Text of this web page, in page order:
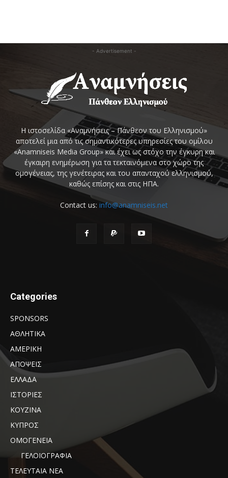
- Advertisement -
Η ιστοσελίδα «Αναμνήσεις – Πάνθεον του Ελληνισμού»
αποτελεί μια από τις σημαντικότερες υπηρεσίες του ομίλου
«Anamniseis Media Group» και έχει ως στόχο την έγκυρη και
έγκαιρη ενημέρωση για τα τεκταινόμενα στο χώρο της
ομογένειας, της γενέτειρας και του απανταχού ελληνισμού,
καθώς επίσης και στις ΗΠΑ.
Contact us: info@anamniseis.net
Categories
SPONSORS
ΑΘΛΗΤΙΚΑ
ΑΜΕΡΙΚΗ
ΑΠΟΨΕΙΣ
ΕΛΛΑΔΑ
ΙΣΤΟΡΙΕΣ
ΚΟΥΖΙΝΑ
ΚΥΠΡΟΣ
ΟΜΟΓΕΝΕΙΑ
ΓΕΛΟΙΟΓΡΑΦΙΑ
ΤΕΛΕΥΤΑΙΑ ΝΕΑ